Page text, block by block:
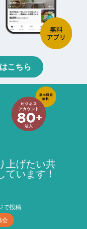
こちら
上げたい共
います！
で投稿